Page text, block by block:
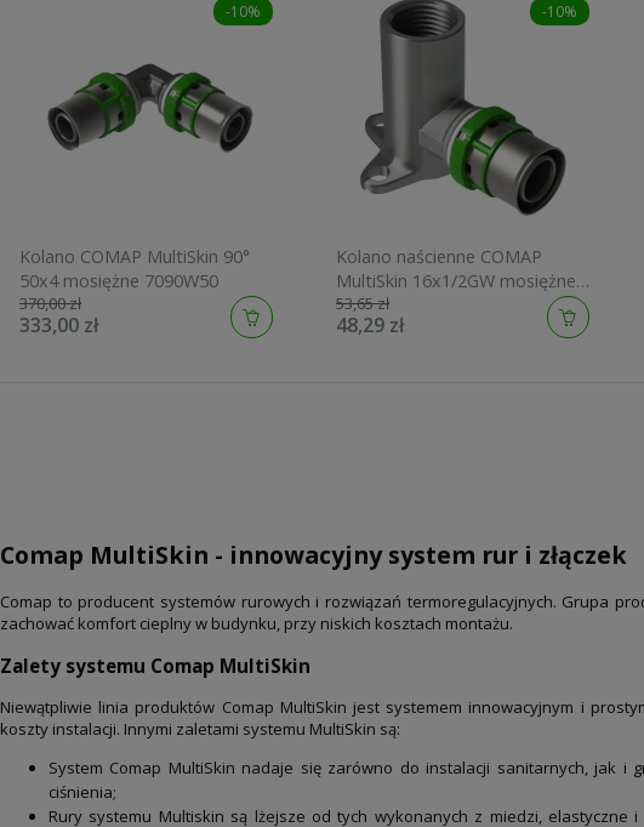
-10%
Kolano COMAP MultiSkin 90°
50x4 mosiężne 7090W50
370,00 zł
333,00 zł
-10%
Kolano naścienne COMAP
MultiSkin 16x1/2GW mosiężne
7471GW1612
53,65 zł
48,29 zł
Comap MultiSkin - innowacyjny system rur i złączek
Comap to producent systemów rurowych i rozwiązań termoregulacyjnych. Grupa
zachować komfort cieplny w budynku, przy niskich kosztach montażu.
Zalety systemu Comap MultiSkin
Niewątpliwie linia produktów Comap MultiSkin jest systemem innowacyjnym i
koszty instalacji. Innymi zaletami systemu MultiSkin są:
System Comap MultiSkin nadaje się zarówno do instalacji sanitarnych, jak i
ciśnienia;
Rury systemu Multiskin są lżejsze od tych wykonanych z miedzi,